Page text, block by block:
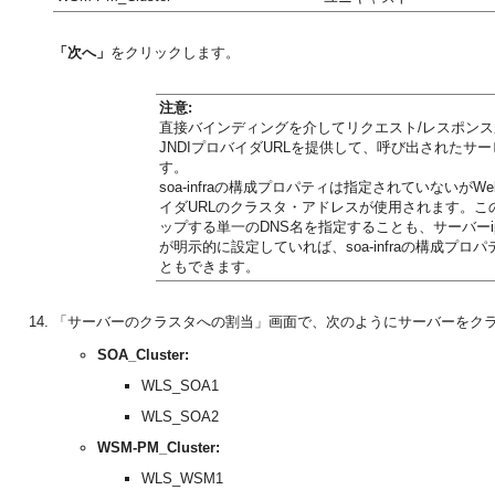
「次へ」 をクリックします。
注意:
直接バインディングを介してリクエスト/レスポン
JNDIプロバイダURLを提供して、呼び出されたサ
す。
soa-infraの構成プロパティは指定されていないが
イダURLのクラスタ・アドレスが使用されます。
ップする単一のDNS名を指定することも、サーバ
が明示的に設定していれば、soa-infraの構成プロパ
ともできます。
「サーバーのクラスタへの割当」画面で、次のようにサーバーをク
SOA_Cluster:
WLS_SOA1
WLS_SOA2
WSM-PM_Cluster:
WLS_WSM1